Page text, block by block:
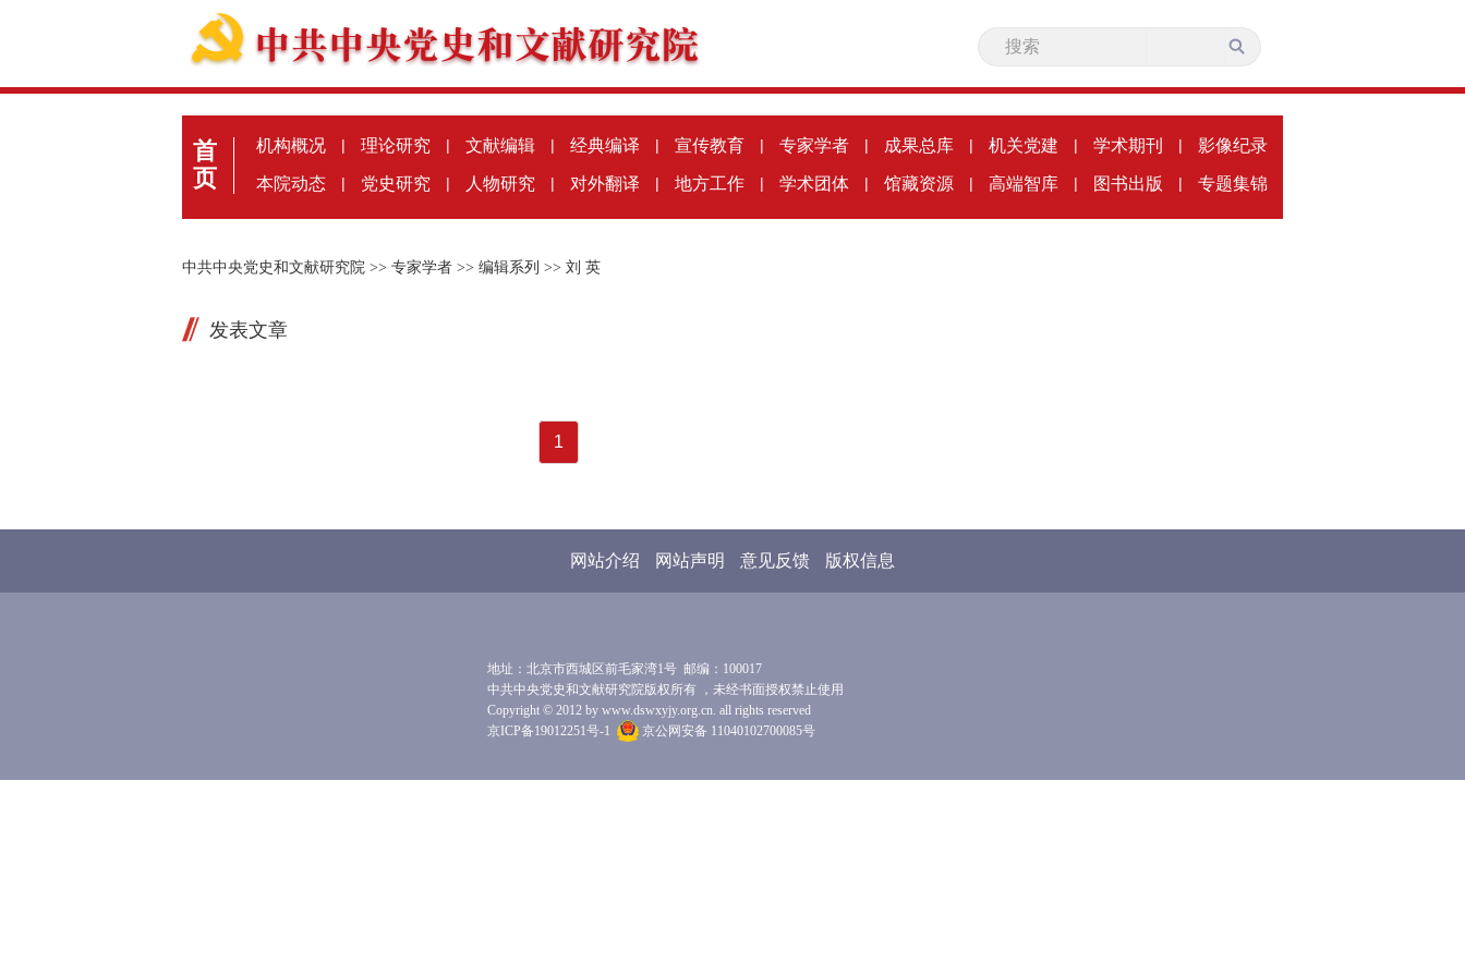
首
页
机构概况 | 理论研究 | 文献编辑 | 经典编译 | 宣传教育 | 专家学者 | 成果总库 | 机关党建 | 学术期刊 | 影像纪录
本院动态 | 党史研究 | 人物研究 | 对外翻译 | 地方工作 | 学术团体 | 馆藏资源 | 高端智库 | 图书出版 | 专题集锦
中共中央党史和文献研究院 >> 专家学者 >> 编辑系列 >> 刘 英
发表文章
1
网站介绍 网站声明 意见反馈 版权信息
地址：北京市西城区前毛家湾1号 邮编：100017
中共中央党史和文献研究院版权所有 ，未经书面授权禁止使用
Copyright © 2012 by www.dswxyjy.org.cn. all rights reserved
京ICP备19012251号-1
京公网安备 11040102700085号